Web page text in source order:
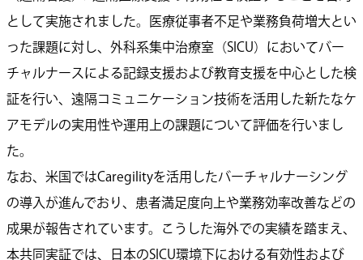
として実施されました。医療従事者不足や業務負荷増大とい
った課題に対し、外科系集中治療室（SICU）においてバー
チャルナースによる記録支援および教育支援を中心とした検
証を行い、遠隔コミュニケーション技術を活用した新たなケ
アモデルの実用性や運用上の課題について評価を行いまし
た。
なお、米国ではCaregilityを活用したバーチャルナーシング
の導入が進んでおり、患者満足度向上や業務効率改善などの
成果が報告されています。こうした海外での実績を踏まえ、
本共同実証では、日本のSICU環境下における有効性および